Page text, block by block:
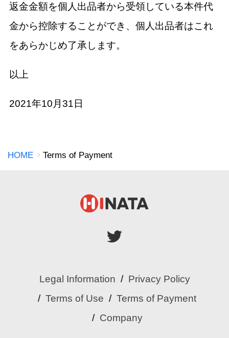
返金金額を個人出品者から受領している本件代
金から控除することができ、個人出品者はこれ
をあらかじめ了承します。
以上
2021年10月31日
HOME Terms of Payment
Legal Information
Privacy Policy
Terms of Use
Terms of Payment
Company